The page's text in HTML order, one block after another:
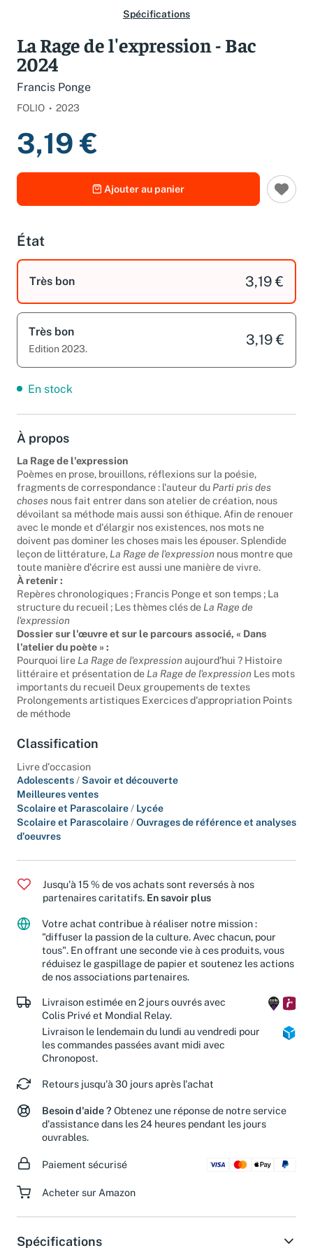
La Rage de l'expression - Bac
2024
Francis Ponge
3,19 €
Ajouter au panier
État
3,19 €
Très bon 3,19 €
À propos
La Rage de l'expression
Poèmes en prose, brouillons, réflexions sur la poésie,
fragments de correspondance : l'auteur du Parti pris des
chosesnous fait entrer dans son atelier de création, nous
dévoilant sa méthode mais aussi son éthique. Afin de renouer
avec le monde et d'élargir nos existences, nos mots ne
doivent pas dominer les choses mais les épouser. Splendide
leçon de littérature,La Rage de l'expressionnous montre que
toute manière d'écrire est aussi une manière de vivre.
À retenir :
Repères chronologiques ; Francis Ponge et son temps ; La
structure du recueil ; Les thèmes clés de
La Rage de
l'expression
Dossier sur l'œuvre et sur le parcours associé, « Dans
l'atelier du poète » :
Pourquoi lireLa Rage de l'expression aujourd'hui ? Histoire
littéraire et présentation deLa Rage de l'expression
importants du recueil Deux groupements de textes
Prolongements artistiques Exercices d'appropriation Points
Classification
Livre d'occasion
Adolescents /Savoir et découverte
Meilleures ventes
Scolaire et Parascolaire / Lycée
Scolaire et Parascolaire
Jusqu'à 15 % de vos achats sont reversés à nos
partenaires caritatifs.
En savoir plus
Votre achat contribue à réaliser notre mission :
"diffuser la passion de la culture. Avec chacun, pour
tous". En offrant une seconde vie à ces produits, vous
réduisez le gaspillage de papier et soutenez les actions
de nos associations partenaires.
Livraison estimée en 2 jours ouvrés avec
Colis Privé et Mondial Relay.
Livraison le lendemain du lundi au vendredi pour
les commandes passées avant midi avec
Retours jusqu'à 30 jours après l'achat
Besoin d'aide ?Obtenez une réponse de notre service
d'assistance dans les 24 heures pendant les jours
Spécifications